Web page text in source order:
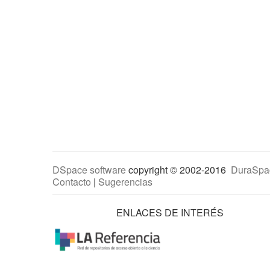
DSpace softwarecopyright © 2002-2016
Contacto | Sugerencias
ENLACES DE INTERÉS